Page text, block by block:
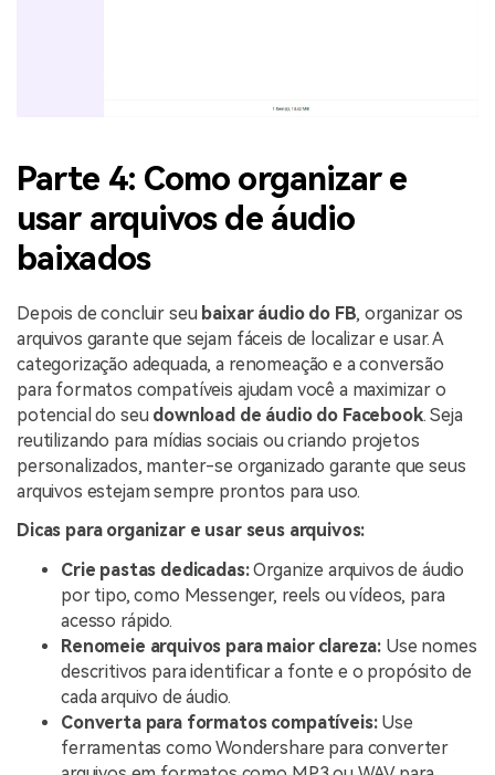
Parte 4: Como organizar e
usar arquivos de áudio
baixados
Depois de concluir seu baixar áudio do FB, organizar os
arquivos garante que sejam fáceis de localizar e usar. A
categorização adequada, a renomeação e a conversão
para formatos compatíveis ajudam você a maximizar o
potencial do seu download de áudio do Facebook. Seja
reutilizando para mídias sociais ou criando projetos
personalizados, manter-se organizado garante que seus
arquivos estejam sempre prontos para uso.
Dicas para organizar e usar seus arquivos:
Crie pastas dedicadas:Organize arquivos de áudio
por tipo, como Messenger, reels ou vídeos, para
acesso rápido.
Renomeie arquivos para maior clareza: Use nomes
descritivos para identificar a fonte e o propósito de
cada arquivo de áudio.
Converta para formatos compatíveis:Use
ferramentas como Wondershare para converter